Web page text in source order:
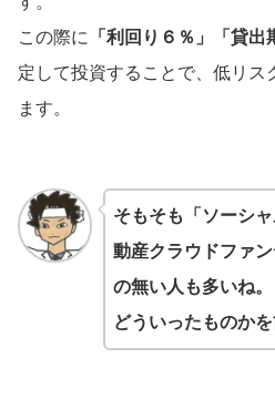
この際に
「利回り６％」「貸出
定して投資することで、低リス
ます。
そもそも「ソーシ
動産クラウドファ
の無い人も多いね。
どういったものか